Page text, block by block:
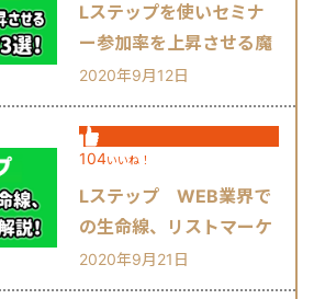
Lステップを使いセミナ
ー参加率を上昇させる魔
法のテクニック3選！
2020年9月12日
104いいね！
Lステップ WEB業界で
の生命線、リストマーケ
の詳細解説！
2020年9月21日